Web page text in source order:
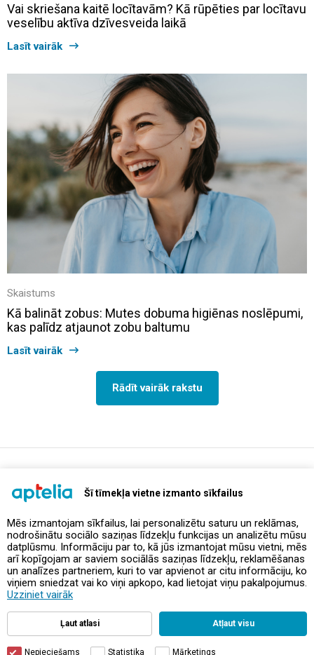
Šī tīmekļa vietne izmanto sīkfailus
Mēs izmantojam sīkfailus, lai personalizētu saturu un reklāmas,
nodrošinātu sociālo saziņas līdzekļu funkcijas un analizētu mūsu
datplūsmu. Informāciju par to, kā jūs izmantojat mūsu vietni, mēs
arī kopīgojam ar saviem sociālās saziņas līdzekļu, reklamēšanas
un analīzes partneriem, kuri to var apvienot ar citu informāciju, ko
viņiem sniedzat vai ko viņi apkopo, kad lietojat viņu pakalpojumus.
Uzziniet vairāk
Ļaut atlasi Atļaut visu
Nepieciešams Statistika Mārketings
Vai skriešana kaitē locītavām? Kā rūpēties par locītavu
veselību aktīva dzīvesveida laikā
Lasīt vairāk
Skaistums
Kā balināt zobus: Mutes dobuma higiēnas noslēpumi,
kas palīdz atjaunot zobu baltumu
Lasīt vairāk
Rādīt vairāk rakstu
Piedāvājumi un akcijas
Kontakti